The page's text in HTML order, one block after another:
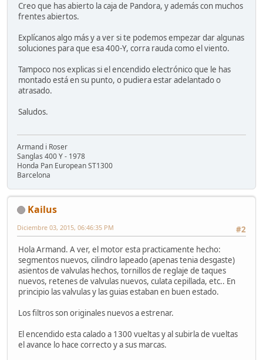
Creo que has abierto la caja de Pandora, y además con muchos
frentes abiertos.
Explícanos algo más y a ver si te podemos empezar dar algunas
soluciones para que esa 400-Y, corra rauda como el viento.
Tampoco nos explicas si el encendido electrónico que le has
montado está en su punto, o pudiera estar adelantado o
atrasado.
Saludos.
Armand i Roser
Sanglas 400 Y - 1978
Honda Pan European ST1300
Barcelona
Kailus
#2
Diciembre 03, 2015, 06:46:35 PM
Hola Armand. A ver, el motor esta practicamente hecho:
segmentos nuevos, cilindro lapeado (apenas tenia desgaste)
asientos de valvulas hechos, tornillos de reglaje de taques
nuevos, retenes de valvulas nuevos, culata cepillada, etc.. En
principio las valvulas y las guias estaban en buen estado.
Los filtros son originales nuevos a estrenar.
El encendido esta calado a 1300 vueltas y al subirla de vueltas
el avance lo hace correcto y a sus marcas.